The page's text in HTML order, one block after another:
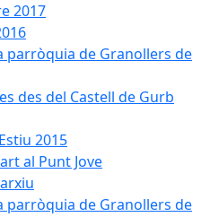
2017
parròquia de Granollers de
des del Castell de Gurb
2015
al Punt Jove
parròquia de Granollers de